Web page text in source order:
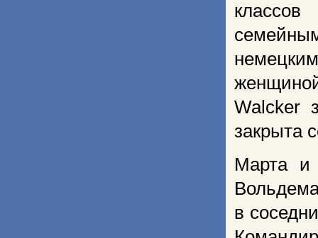
классов
Walcker
закрыта
Марта и
в